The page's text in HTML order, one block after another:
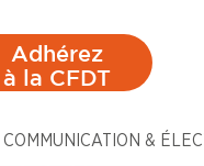
Adhérez
à la CFDT
COMMUNICATION &